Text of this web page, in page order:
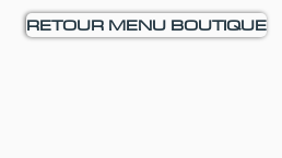
RETOUR MENU BOUTIQUE